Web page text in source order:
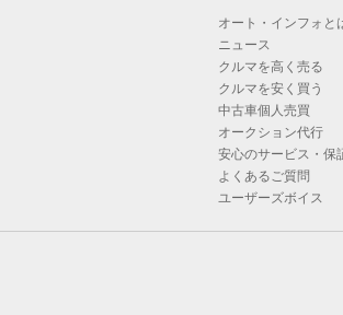
オート・インフォと
ニュース
クルマを高く売る
クルマを安く買う
中古車個人売買
オークション代行
安心のサービス・保
よくあるご質問
ユーザーズボイス